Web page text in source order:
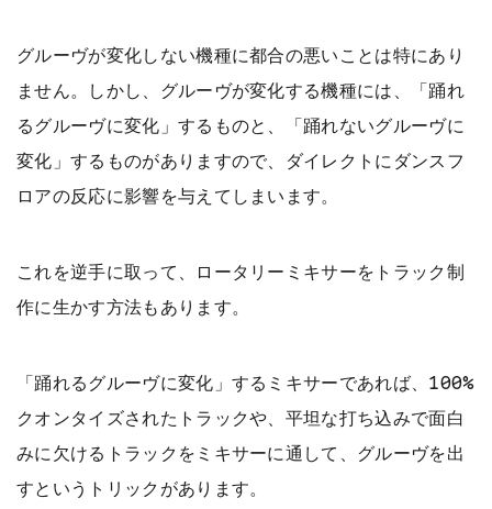
グルーヴが変化しない機種に都合の悪いことは特にあり
ません。しかし、グルーヴが変化する機種には、「踊れ
るグルーヴに変化」するものと、「踊れないグルーヴに
変化」するものがありますので、ダイレクトにダンスフ
ロアの反応に影響を与えてしまいます。
これを逆手に取って、ロータリーミキサーをトラック制
作に生かす方法もあります。
「踊れるグルーヴに変化」するミキサーであれば、100%
クオンタイズされたトラックや、平坦な打ち込みで面白
みに欠けるトラックをミキサーに通して、グルーヴを出
すというトリックがあります。